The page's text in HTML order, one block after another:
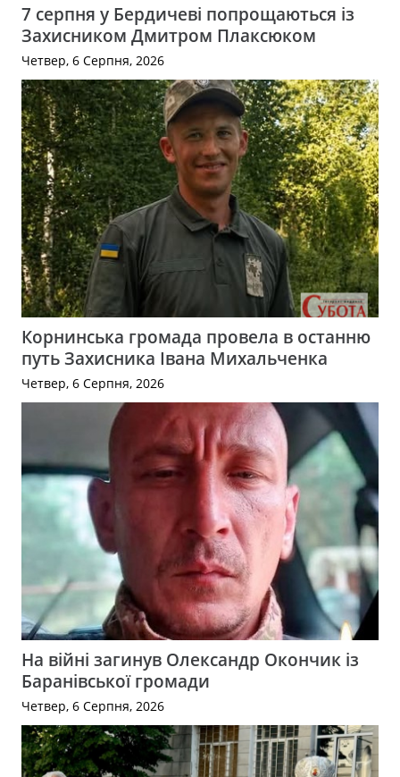
7 серпня у Бердичеві попрощаються із
Захисником Дмитром Плаксюком
Четвер, 6 Серпня, 2026
Корнинська громада провела в останню
путь Захисника Івана Михальченка
Четвер, 6 Серпня, 2026
На війні загинув Олександр Окончик із
Баранівської громади
Четвер, 6 Серпня, 2026